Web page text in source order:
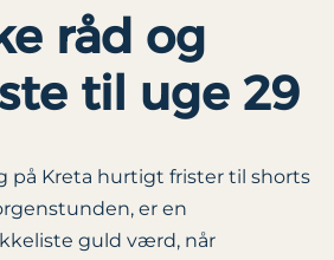
råd og
til uge 29
på Kreta hurtigt frister til shorts
er en
guld værd, når